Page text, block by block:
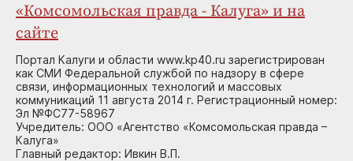
«Комсомольская правда - Калуга» и на
сайте
Портал Калуги и области www.kp40.ru зарегистрирован
как СМИ Федеральной службой по надзору в сфере
связи, информационных технологий и массовых
коммуникаций 11 августа 2014 г. Регистрационный номер:
Эл №ФС77-58967
Учредитель: ООО «Агентство «Комсомольская правда –
Калуга»
Главный редактор: Ивкин В.П.